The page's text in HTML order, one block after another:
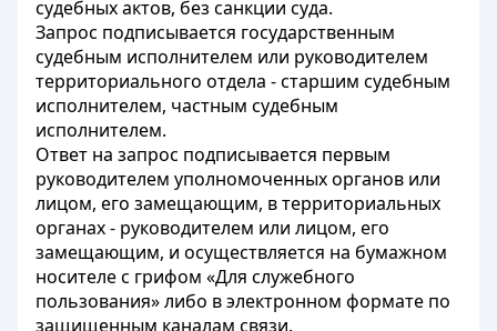
судебных актов, без санкции суда.
Запрос подписывается государственным
судебным исполнителем или руководителем
территориального отдела - старшим судебным
исполнителем, частным судебным
исполнителем.
Ответ на запрос подписывается первым
руководителем уполномоченных органов или
лицом, его замещающим, в территориальных
органах - руководителем или лицом, его
замещающим, и осуществляется на бумажном
носителе с грифом «Для служебного
пользования» либо в электронном формате по
защищенным каналам связи.